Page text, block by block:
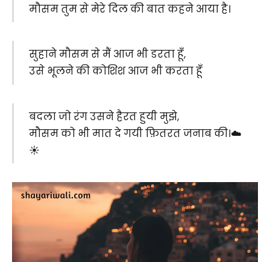
मौसम तुम से मेरे दिल की बात कहने आया है।
सुहाने मौसम से मैं आज भी डरता हूँ,
उसे भूलने की कोशिश आज भी करता हूँ
बदला जो रंग उसने हैरत हुयी मुझे,
मौसम को भी मात दे गयी फ़ितरत जनाब की।☁️
☀️